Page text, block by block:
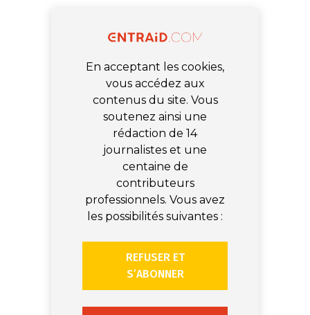
En acceptant les cookies,
vous accédez aux
contenus du site. Vous
soutenez ainsi une
rédaction de 14
journalistes et une
centaine de
contributeurs
professionnels. Vous avez
les possibilités suivantes :
REFUSER ET
S’ABONNER